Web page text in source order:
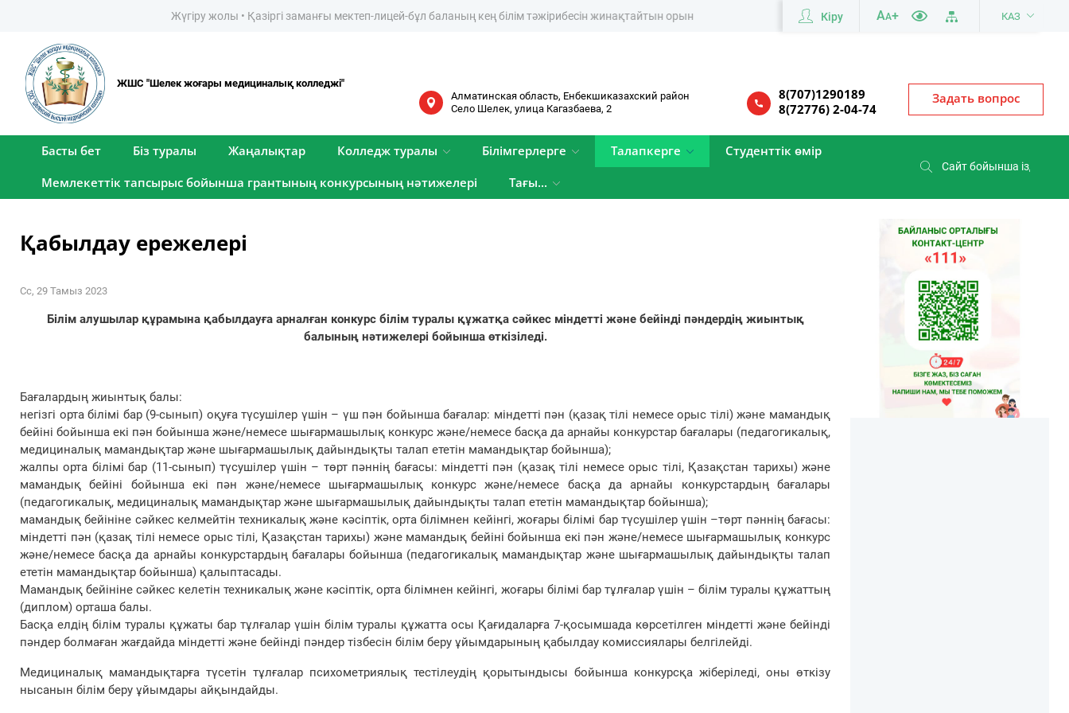
Жүгіру жолы • Қазіргі заманғы мектеп-лицей-бұл баланың кең білім тәжірибесін жинақтайтын орын Кіру AA+ КАЗ
ЖШС "Шелек жоғары медициналық колледжі"
Алматинская область, Енбекшиказахский район
Cело Шелек, улица Кагазбаева, 2
8(707)1290189
8(72776) 2-04-74
Задать вопрос
Басты бет Біз туралы Жаңалықтар Колледж туралы Білімгерлерге Талапкерге
Студенттік өмір
Мемлекеттік тапсырыс бойынша грантының конкурсының нәтижелері
Тағы...
Қабылдау ережелері
Сс, 29 Тамыз 2023
Білім алушылар құрамына қабылдауға арналған конкурс білім туралы құжатқа сәйкес міндетті және бейінді пәндердің жиынтық
балының нәтижелері бойынша өткізіледі.
Бағалардың жиынтық балы:
негізгі орта білімі бар (9-сынып) оқуға түсушілер үшін – үш пән бойынша бағалар: міндетті пән (қазақ тілі немесе орыс тілі) және мамандық
бейіні бойынша екі пән бойынша және/немесе шығармашылық конкурс және/немесе басқа да арнайы конкурстар бағалары (педагогикалық,
медициналық мамандықтар және шығармашылық дайындықты талап ететін мамандықтар бойынша);
жалпы орта білімі бар (11-сынып) түсушілер үшін – төрт пәннің бағасы: міндетті пән (қазақ тілі немесе орыс тілі, Қазақстан тарихы) және
мамандық бейіні бойынша екі пән және/немесе шығармашылық конкурс және/немесе басқа да арнайы конкурстардың бағалары
(педагогикалық, медициналық мамандықтар және шығармашылық дайындықты талап ететін мамандықтар бойынша);
мамандық бейініне сәйкес келмейтін техникалық және кәсіптік, орта білімнен кейінгі, жоғары білімі бар түсушілер үшін –төрт пәннің бағасы:
міндетті пән (қазақ тілі немесе орыс тілі, Қазақстан тарихы) және мамандық бейіні бойынша екі пән және/немесе шығармашылық конкурс
және/немесе басқа да арнайы конкурстардың бағалары бойынша (педагогикалық мамандықтар және шығармашылық дайындықты талап
ететін мамандықтар бойынша) қалыптасады.
Мамандық бейініне сәйкес келетін техникалық және кәсіптік, орта білімнен кейінгі, жоғары білімі бар тұлғалар үшін – білім туралы құжаттың
(диплом) орташа балы.
Басқа елдің білім туралы құжаты бар тұлғалар үшін білім туралы құжатта осы Қағидаларға 7-қосымшада көрсетілген міндетті және бейінді
пәндер болмаған жағдайда міндетті және бейінді пәндер тізбесін білім беру ұйымдарының қабылдау комиссиялары белгілейді.
Медициналық мамандықтарға түсетін тұлғалар психометриялық тестілеудің қорытындысы бойынша конкурсқа жіберіледі, оны өткізу
нысанын білім беру ұйымдары айқындайды.